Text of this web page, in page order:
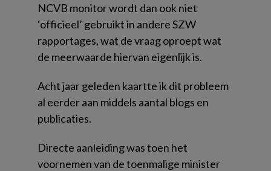
NCVB monitor wordt dan ook niet
‘officieel’ gebruikt in andere SZW
rapportages, wat de vraag oproept wat
de meerwaarde hiervan eigenlijk is.
Acht jaar geleden kaartte ik dit probleem
al eerder aan middels aantal blogs en
publicaties.
Directe aanleiding was toen het
voornemen van de toenmalige minister